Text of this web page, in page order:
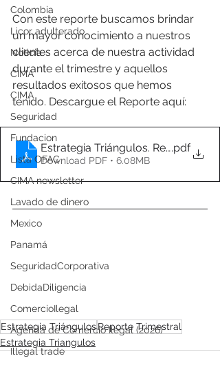
Colombia
Licor adulterado
Noticia
CIMA
CIMA
Seguridad
Fundacion
Lista OFAC
CIMA newsletter
Lavado de dinero
Mexico
Panamá
SeguridadCorporativa
DebidaDiligencia
ComercioIlegal
Agenda de Comercio Ilegal (2026)
Illegal trade
Con este reporte buscamos brindar
un mayor conocimiento a nuestros
clientes acerca de nuestra actividad
durante el trimestre y aquellos
resultados exitosos que hemos
tenido. Descargue el Reporte aquí:
Estrategia Triángulos. Reporte 2T
.pdf
Download PDF • 6.08MB
Estrategia TriángulosReporte Trimestral
Estrategia Triangulos